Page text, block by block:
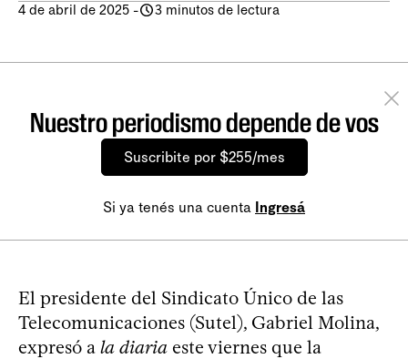
4 de abril de 2025 - 3 minutos de lectura
Nuestro periodismo depende de vos
Suscribite por $255/mes
Si ya tenés una cuenta Ingresá
El presidente del Sindicato Único de las
Telecomunicaciones (Sutel), Gabriel Molina,
expresó a la diaria este viernes que la